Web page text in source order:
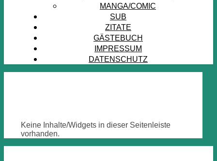
MANGA/COMIC
SUB
ZITATE
GÄSTEBUCH
IMPRESSUM
DATENSCHUTZ
Keine Inhalte/Widgets in dieser Seitenleiste
vorhanden.